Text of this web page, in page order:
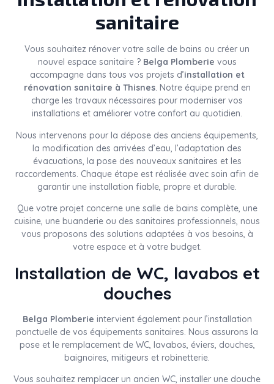
sanitaire
Vous souhaitez rénover votre salle de bains ou créer un
nouvel espace sanitaire ? Belga Plomberie vous
accompagne dans tous vos projets d’installation et
rénovation sanitaire à Thisnes. Notre équipe prend en
charge les travaux nécessaires pour moderniser vos
installations et améliorer votre confort au quotidien.
Nous intervenons pour la dépose des anciens équipements,
la modification des arrivées d’eau, l’adaptation des
évacuations, la pose des nouveaux sanitaires et les
raccordements. Chaque étape est réalisée avec soin afin de
garantir une installation fiable, propre et durable.
Que votre projet concerne une salle de bains complète, une
cuisine, une buanderie ou des sanitaires professionnels, nous
vous proposons des solutions adaptées à vos besoins, à
votre espace et à votre budget.
Installation de WC, lavabos et
douches
Belga Plomberie intervient également pour l’installation
ponctuelle de vos équipements sanitaires. Nous assurons la
pose et le remplacement de WC, lavabos, éviers, douches,
baignoires, mitigeurs et robinetterie.
Vous souhaitez remplacer un ancien WC, installer une douche